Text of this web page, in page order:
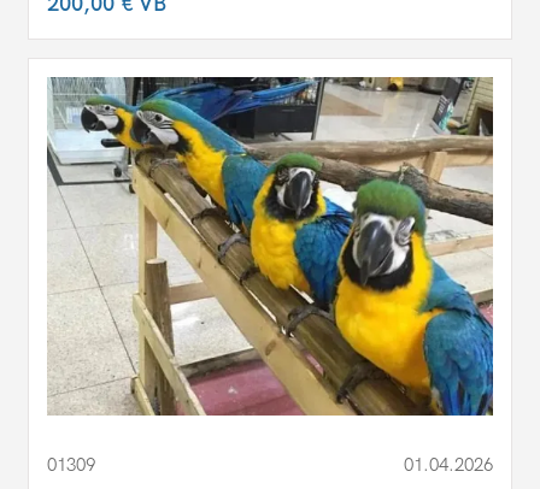
01309 01.04.2026